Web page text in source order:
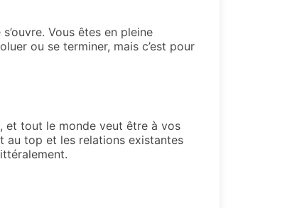
Vous êtes en pleine
ou se terminer, mais c’est pour
et tout le monde veut être à vos
au top et les relations existantes